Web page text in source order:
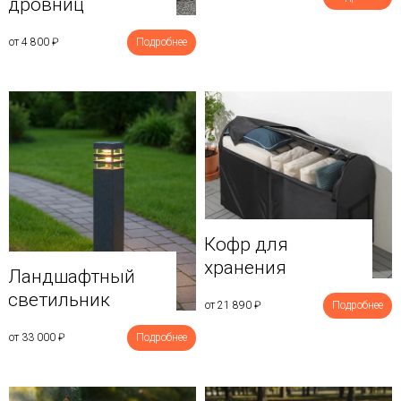
дровниц
от 4 800 ₽ Подробнее
Ландшафтный
светильник
от 33 000 ₽ Подробнее
Кофр для
хранения
от 21 890 ₽ Подробнее